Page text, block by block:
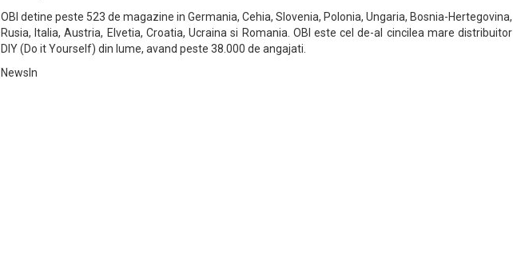
OBI detine peste 523 de magazine in Germania, Cehia, Slovenia, Polonia, Ungaria, Bosnia-Hertegovina,
Rusia, Italia, Austria, Elvetia, Croatia, Ucraina si Romania. OBI este cel de-al cincilea mare distribuitor
DIY (Do it Yourself) din lume, avand peste 38.000 de angajati.
NewsIn